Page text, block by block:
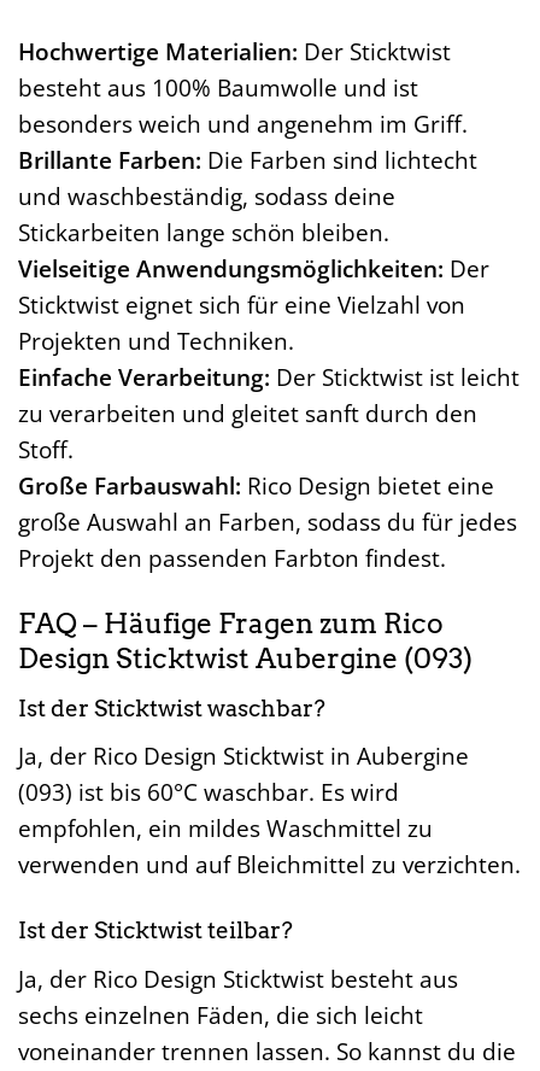
Hochwertige Materialien: Der Sticktwist
besteht aus 100% Baumwolle und ist
besonders weich und angenehm im Griff.
Brillante Farben: Die Farben sind lichtecht
und waschbeständig, sodass deine
Stickarbeiten lange schön bleiben.
Vielseitige Anwendungsmöglichkeiten: Der
Sticktwist eignet sich für eine Vielzahl von
Projekten und Techniken.
Einfache Verarbeitung: Der Sticktwist ist leicht
zu verarbeiten und gleitet sanft durch den
Stoff.
Große Farbauswahl: Rico Design bietet eine
große Auswahl an Farben, sodass du für jedes
Projekt den passenden Farbton findest.
FAQ – Häufige Fragen zum Rico
Design Sticktwist Aubergine (093)
Ist der Sticktwist waschbar?
Ja, der Rico Design Sticktwist in Aubergine
(093) ist bis 60°C waschbar. Es wird
empfohlen, ein mildes Waschmittel zu
verwenden und auf Bleichmittel zu verzichten.
Ist der Sticktwist teilbar?
Ja, der Rico Design Sticktwist besteht aus
sechs einzelnen Fäden, die sich leicht
voneinander trennen lassen. So kannst du die